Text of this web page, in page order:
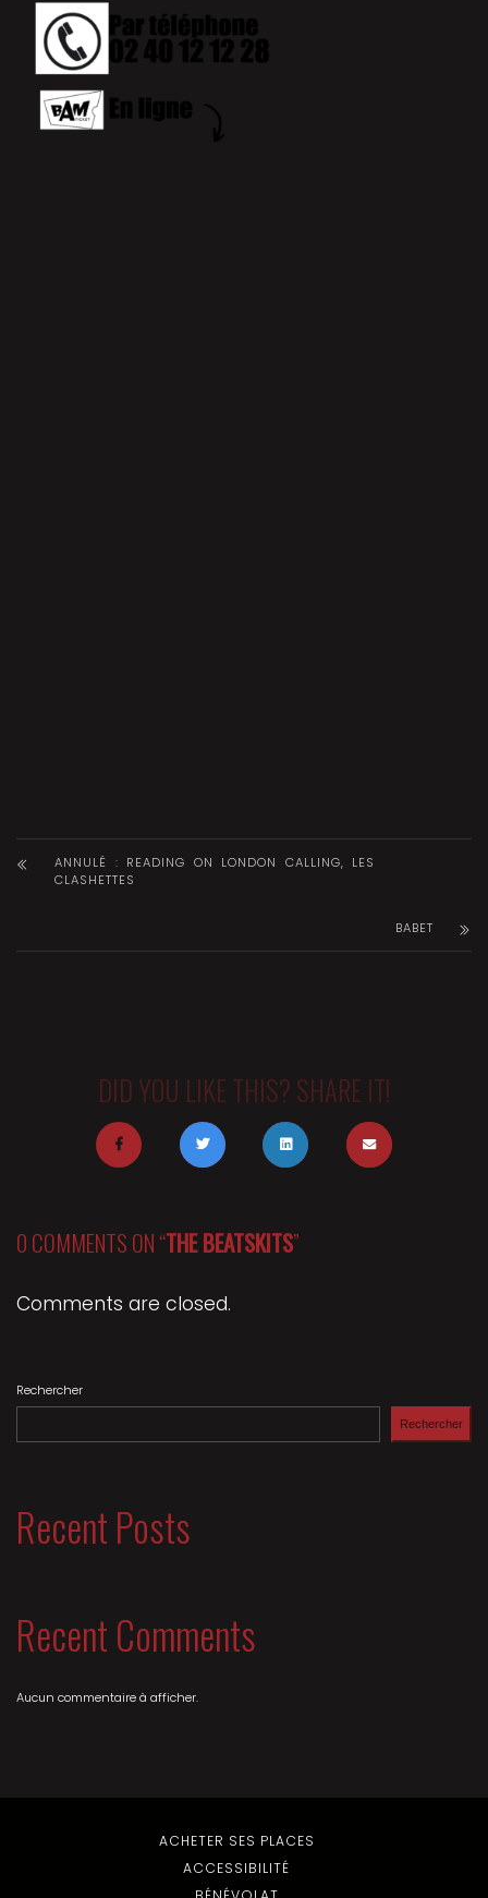
ANNULÉ : READING ON LONDON CALLING, LES
CLASHETTES
BABET
DID YOU LIKE THIS? SHARE IT!
0 COMMENTS ON “THE BEATSKITS”
Comments are closed.
Rechercher
Rechercher
Recent Posts
Recent Comments
Aucun commentaire à afficher.
ACHETER SES PLACES
ACCESSIBILITÉ